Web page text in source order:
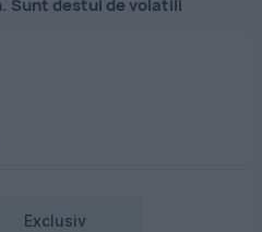
Sunt destul de volatili
Exclusiv